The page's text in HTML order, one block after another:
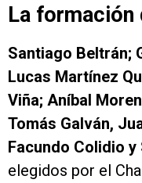
La formación
Santiago Beltrán;
Lucas Martínez
Viña; Aníbal
Tomás Galván,
Facundo Colidio
elegidos por el